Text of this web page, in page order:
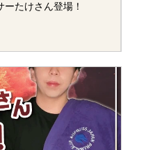
たけさん登場！